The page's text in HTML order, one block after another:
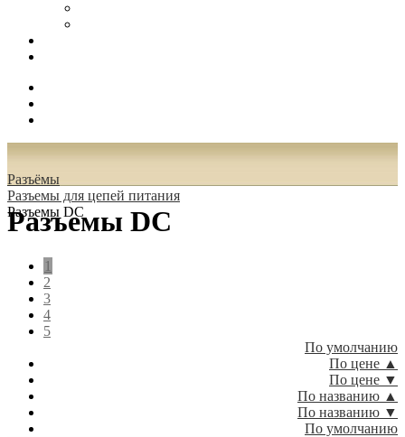
Разъёмы
Разъeмы для цепей питания
Разъeмы DC
Разъeмы DC
1
2
3
4
5
По умолчанию
По цене ▲
По цене ▼
По названию ▲
По названию ▼
По умолчанию